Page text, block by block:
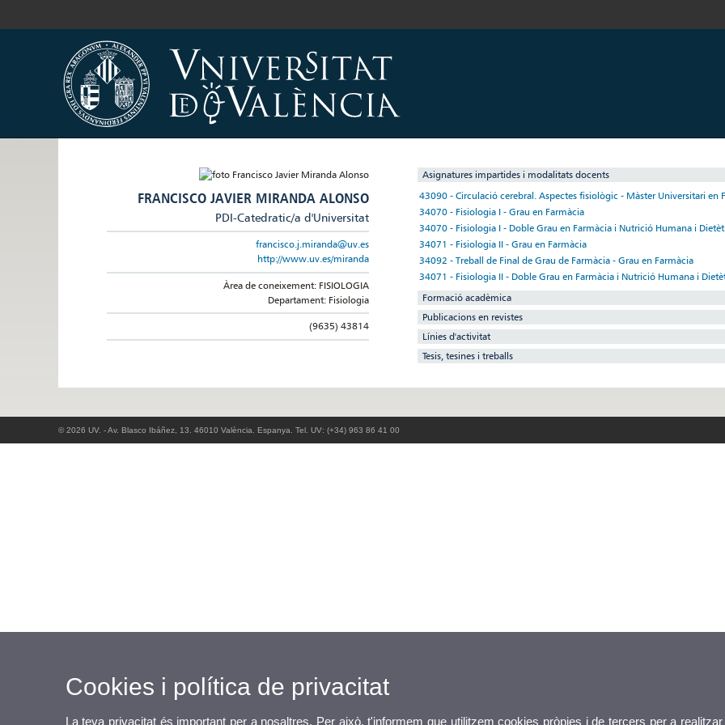
FRANCISCO JAVIER MIRANDA ALONSO
PDI-Catedratic/a d'Universitat
francisco.j.miranda@uv.es
http://www.uv.es/miranda
Àrea de coneixement: FISIOLOGIA
Departament: Fisiologia
(9635) 43814
Asignatures impartides i modalitats docents
43090 - Circulació cerebral. Aspectes fisiològic - Màster Universitari en
34070 - Fisiologia I - Grau en Farmàcia
34070 - Fisiologia I - Doble Grau en Farmàcia i Nutrició Humana i
34071 - Fisiologia II - Grau en Farmàcia
34092 - Treball de Final de Grau de Farmàcia - Grau en Farmàcia
34071 - Fisiologia II - Doble Grau en Farmàcia i Nutrició Humana i
Formació acadèmica
Publicacions en revistes
Línies d'activitat
Tesis, tesines i treballs
© 2026 UV. - Av. Blasco Ibáñez, 13. 46010 València. Espanya. Tel. UV: (+34) 963 86 41 00
Cookies i política de privacitat
La teva privacitat és important per a nosaltres. Per això, t'informem que utilitzem cookies pròpies i de tercers per a realitzar